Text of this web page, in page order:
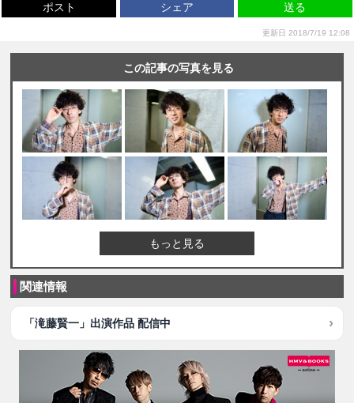
ポスト シェア 送る
更新日 2018/7/19 12:08
この記事の写真を見る
もっと見る
関連情報
「滝藤賢一」出演作品 配信中